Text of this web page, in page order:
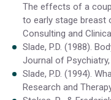
The effects of a
to early stage breast
Consulting and
Slade, P.D. (1988).
Journal of
Slade, P.D. (1994).
Research and